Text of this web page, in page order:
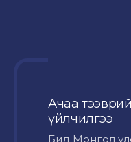
Ачаа
үйлчилгээ
Бид Монгол